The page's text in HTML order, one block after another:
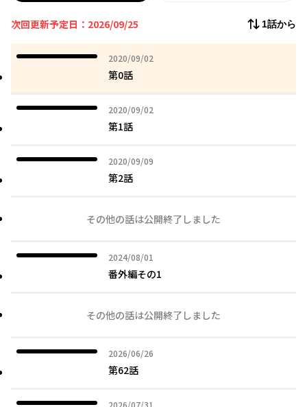
次回更新予定日：2026/09/25 1話から
2020/09/02
2020年09月02日
第0話
2020/09/02
2020年09月02日
第1話
2020/09/09
2020年09月09日
第2話
その他の話は公開終了しました
2024/08/01
2024年08月01日
番外編その1
その他の話は公開終了しました
2026/06/26
2026年06月26日
第62話
2026/07/31
2026年07月31日